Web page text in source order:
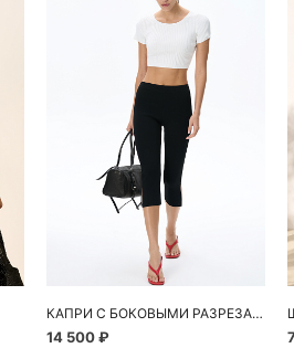
КАПРИ С БОКОВЫМИ РАЗРЕЗАМИ
14 500 ₽